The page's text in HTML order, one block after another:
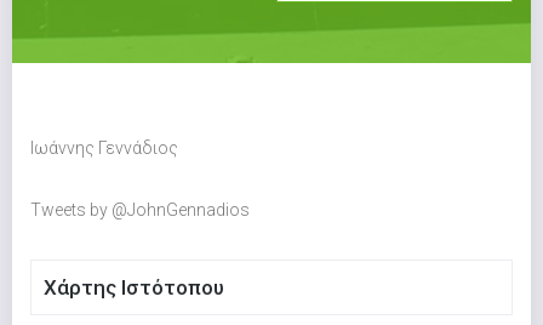
Ιωάννης Γεννάδιος
Tweets by @JohnGennadios
Χάρτης Ιστότοπου